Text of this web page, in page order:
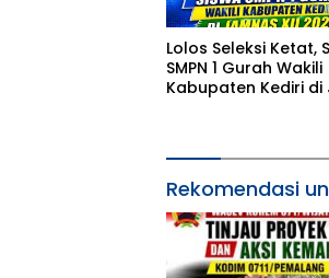
Lolos Seleksi Ketat,
SMPN 1 Gurah Wakili
Kabupaten Kediri di
Rekomendasi